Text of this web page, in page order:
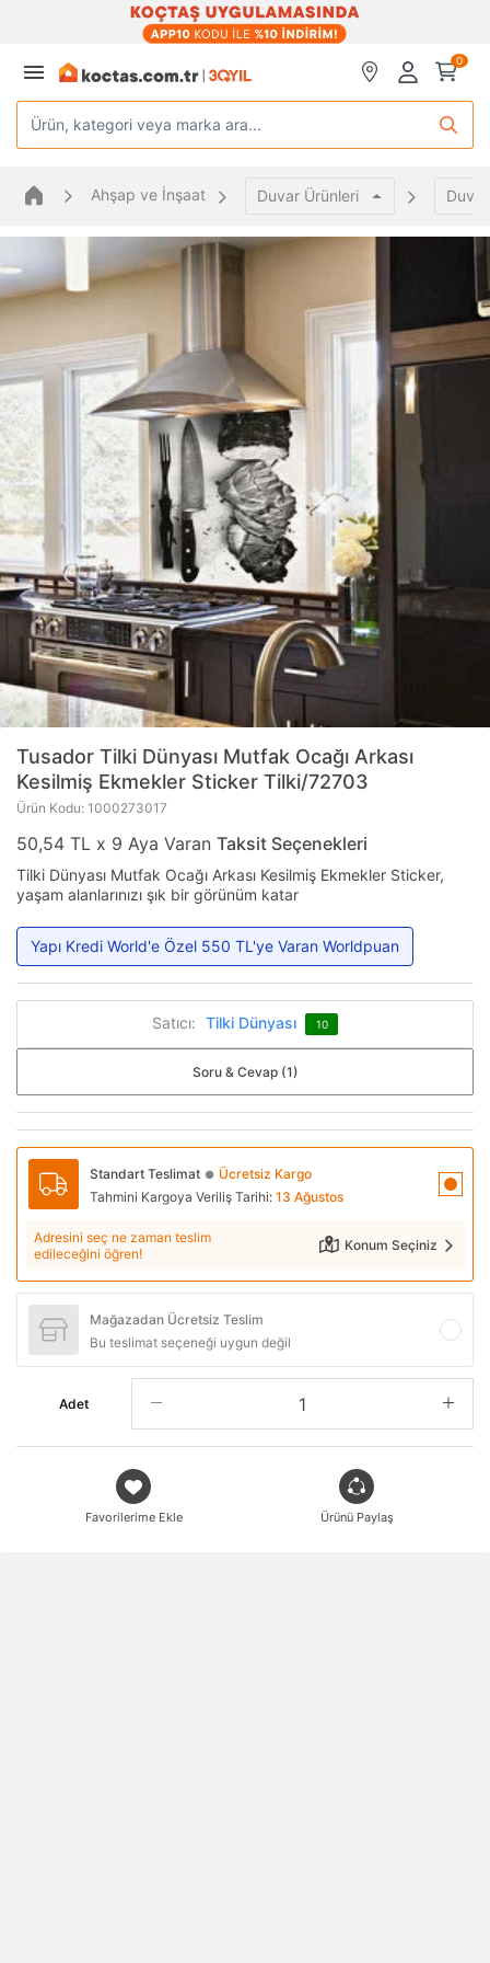
0
Ürün, kategori veya marka ara...
Ahşap ve İnşaat Duvar Ürünleri Duvar
Tusador Tilki Dünyası Mutfak Ocağı Arkası
Kesilmiş Ekmekler Sticker Tilki/72703
Ürün Kodu: 1000273017
50,54 TL x 9 Aya Varan Taksit Seçenekleri
Tilki Dünyası Mutfak Ocağı Arkası Kesilmiş Ekmekler Sticker,
yaşam alanlarınızı şık bir görünüm katar
Yapı Kredi World'e Özel 550 TL'ye Varan Worldpuan
Satıcı: Tilki Dünyası 10
Soru & Cevap (1)
Standart Teslimat ● Ücretsiz Kargo
Tahmini Kargoya Veriliş Tarihi: 13 Ağustos
Adresini seç ne zaman teslim
edileceğini öğren!
Konum Seçiniz
Mağazadan Ücretsiz Teslim
Bu teslimat seçeneği uygun değil
Adet
Favorilerime Ekle Ürünü Paylaş